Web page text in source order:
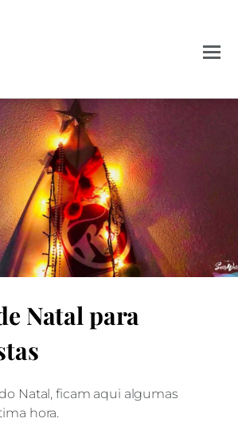
NATAL
ROUPA PARA KITEBOARDERS
de Natal para
kitesurfistas
Natal para
Natal, ficam aqui algumas
hora.